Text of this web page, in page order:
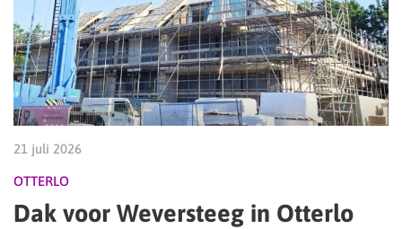
21 juli 2026
OTTERLO
Dak voor Weversteeg in Otterlo